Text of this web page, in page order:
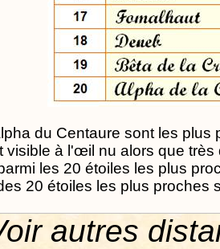
du Centaure sont les plus
visible à l'œil nu alors que très
les 20 étoiles les plus
20 étoiles les plus proches
autres